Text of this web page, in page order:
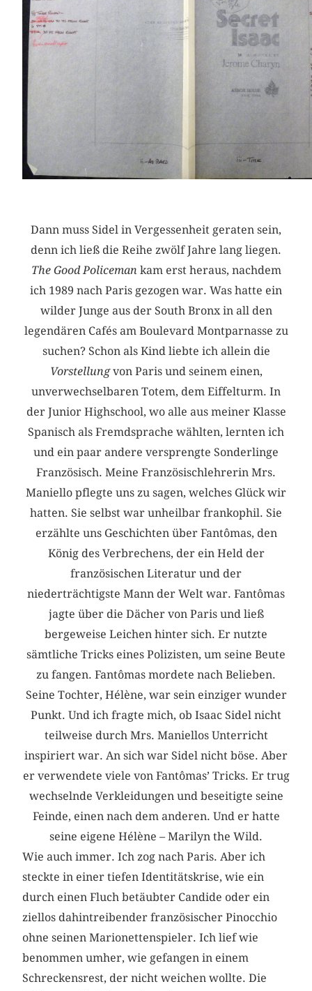
Dann muss Sidel in Vergessenheit geraten sein,
denn ich ließ die Reihe zwölf Jahre lang liegen.
The Good Policeman kam erst heraus, nachdem
ich 1989 nach Paris gezogen war. Was hatte ein
wilder Junge aus der South Bronx in all den
legendären Cafés am Boulevard Montparnasse zu
suchen? Schon als Kind liebte ich allein die
Vorstellungvon Paris und seinem einen,
unverwechselbaren Totem, dem Eiffelturm. In
der Junior Highschool, wo alle aus meiner Klasse
Spanisch als Fremdsprache wählten, lernten ich
und ein paar andere versprengte Sonderlinge
Französisch. Meine Französischlehrerin Mrs.
Maniello pflegte uns zu sagen, welches Glück wir
hatten. Sie selbst war unheilbar frankophil. Sie
erzählte uns Geschichten über Fantômas, den
König des Verbrechens, der ein Held der
französischen Literatur und der
niederträchtigste Mann der Welt war. Fantômas
jagte über die Dächer von Paris und ließ
bergeweise Leichen hinter sich. Er nutzte
sämtliche Tricks eines Polizisten, um seine Beute
zu fangen. Fantômas mordete nach Belieben.
Seine Tochter, Hélène, war sein einziger wunder
Punkt. Und ich fragte mich, ob Isaac Sidel nicht
teilweise durch Mrs. Maniellos Unterricht
inspiriert war. An sich war Sidel nicht böse. Aber
er verwendete viele von Fantômas’ Tricks. Er trug
wechselnde Verkleidungen und beseitigte seine
Feinde, einen nach dem anderen. Und er hatte
seine eigene Hélène – Marilyn the Wild.
Wie auch immer. Ich zog nach Paris. Aber ich
steckte in einer tiefen Identitätskrise, wie ein
durch einen Fluch betäubter Candide oder ein
ziellos dahintreibender französischer Pinocchio
ohne seinen Marionettenspieler. Ich lief wie
benommen umher, wie gefangen in einem
Schreckensrest, der nicht weichen wollte. Die